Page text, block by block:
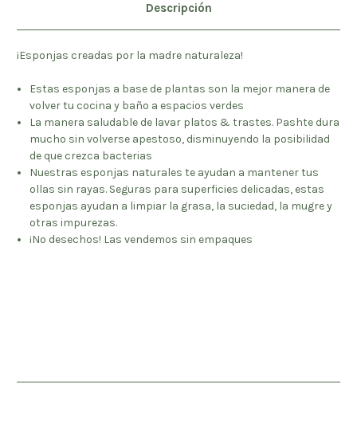
Descripción
¡Esponjas creadas por la madre naturaleza!
Estas esponjas a base de plantas son la mejor manera de
volver tu cocina y baño a espacios verdes
La manera saludable de lavar platos & trastes. Pashte dura
mucho sin volverse apestoso, disminuyendo la posibilidad
de que crezca bacterias
Nuestras esponjas naturales te ayudan a mantener tus
ollas sin rayas. Seguras para superficies delicadas, estas
esponjas ayudan a limpiar la grasa, la suciedad, la mugre y
otras impurezas.
¡No desechos! Las vendemos sin empaques